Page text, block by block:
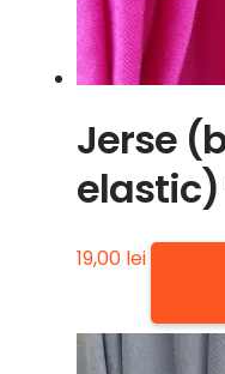
Jerse
19,00 lei